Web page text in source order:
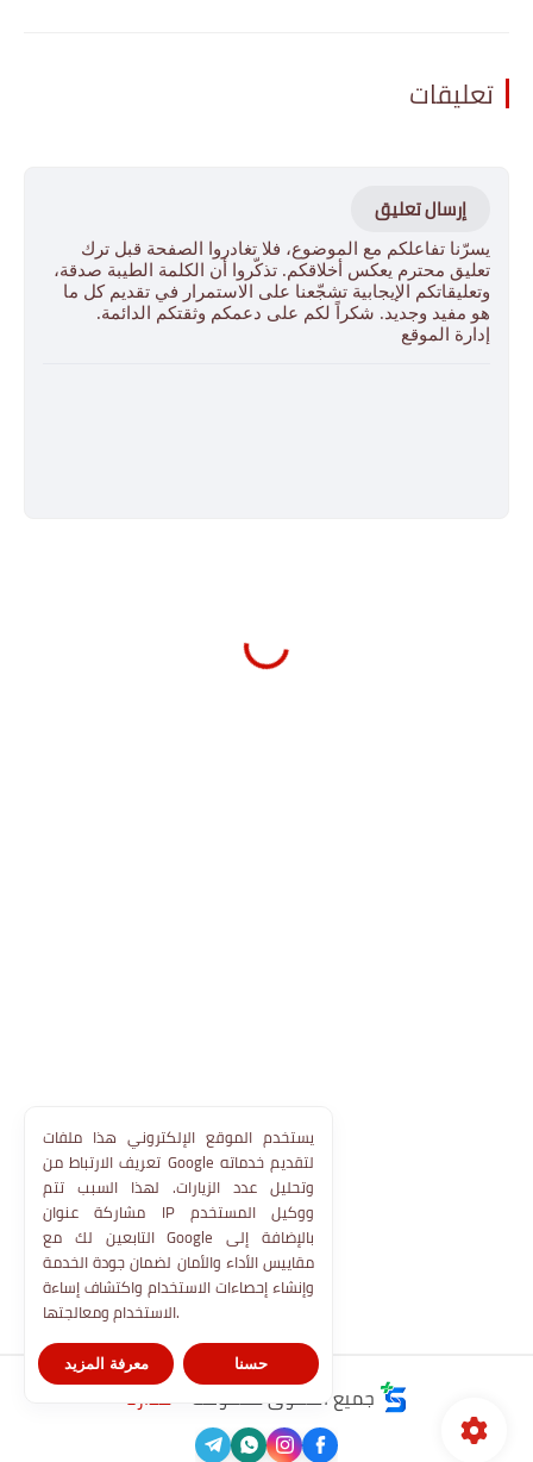
تعليقات
إرسال تعليق
يسرّنا تفاعلكم مع الموضوع، فلا تغادروا الصفحة قبل ترك
تعليق محترم يعكس أخلاقكم. تذكّروا أن الكلمة الطيبة صدقة،
وتعليقاتكم الإيجابية تشجّعنا على الاستمرار في تقديم كل ما
هو مفيد وجديد. شكراً لكم على دعمكم وثقتكم الدائمة.
إدارة الموقع
جميع الحقوق محفوظة © مدارنا
يستخدم الموقع الإلكتروني هذا ملفات
تعريف الارتباط من Google لتقديم خدماته
وتحليل عدد الزيارات. لهذا السبب تتم
مشاركة عنوان IP ووكيل المستخدم
التابعين لك مع Google بالإضافة إلى
مقاييس الأداء والأمان لضمان جودة الخدمة
وإنشاء إحصاءات الاستخدام واكتشاف إساءة
الاستخدام ومعالجتها.
معرفة المزيد حسنا